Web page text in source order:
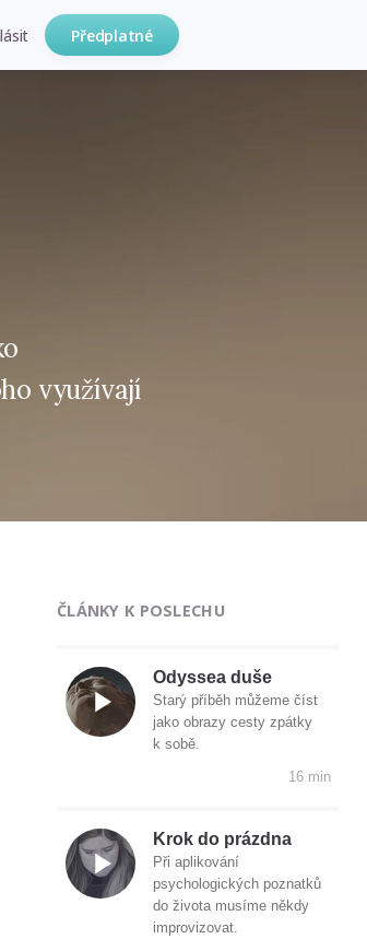
Předplatné
využívají
ČLÁNKY K POSLECHU
Odyssea duše
Starý příběh můžeme číst
jako obrazy cesty zpátky
k sobě.
16 min
Krok do prázdna
Při aplikování
psychologických poznatků
do života musíme někdy
improvizovat.